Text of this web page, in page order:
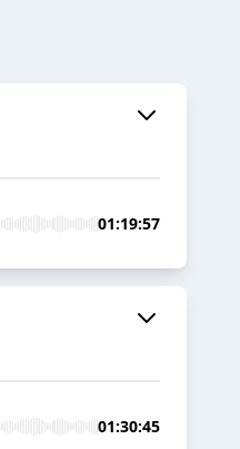
01:19:57
01:30:45